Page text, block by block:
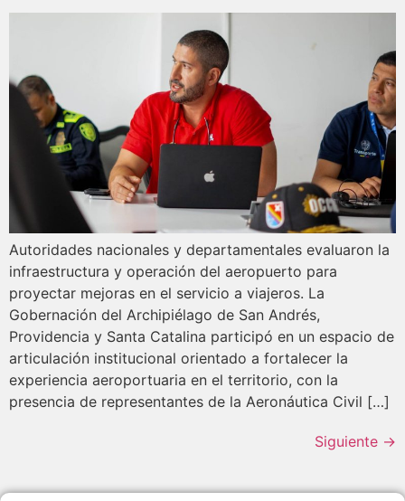
Autoridades nacionales y departamentales evaluaron la
infraestructura y operación del aeropuerto para
proyectar mejoras en el servicio a viajeros. La
Gobernación del Archipiélago de San Andrés,
Providencia y Santa Catalina participó en un espacio de
articulación institucional orientado a fortalecer la
experiencia aeroportuaria en el territorio, con la
presencia de representantes de la Aeronáutica Civil […]
Siguiente →